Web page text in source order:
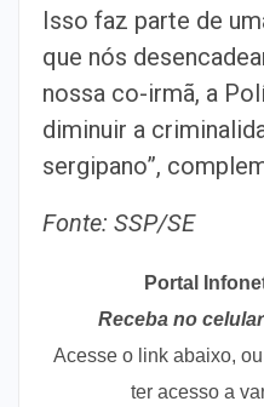
Isso faz parte de
que nós
nossa co-irmã, a
diminuir a
sergipano”,
Fonte: SSP/SE
Portal
Receba no
Acesse o link abaixo,
ter acesso a